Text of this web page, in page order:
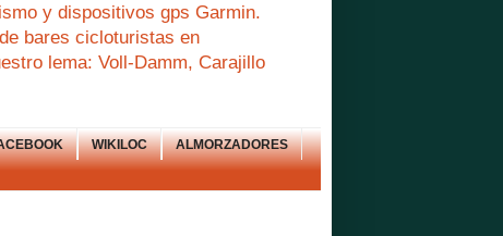
y dispositivos gps Garmin.
bares cicloturistas en
lema: Voll-Damm, Carajillo
WIKILOC ALMORZADORES